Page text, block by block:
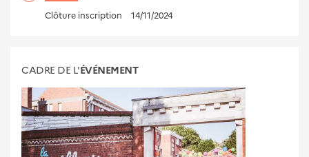
Clôture inscription 14/11/2024
CADRE DE L'ÉVÉNEMENT